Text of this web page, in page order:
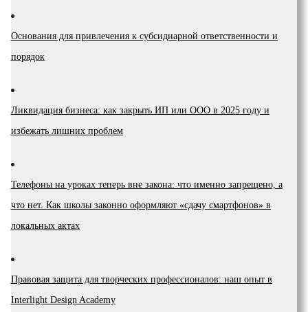
Основания для привлечения к субсидиарной ответственности и
порядок
Ликвидация бизнеса: как закрыть ИП или ООО в 2025 году и
избежать лишних проблем
Телефоны на уроках теперь вне закона: что именно запрещено, а
что нет. Как школы законно оформляют «сдачу смартфонов» в
локальных актах
Правовая защита для творческих профессионалов: наш опыт в
Interlight Design Academy